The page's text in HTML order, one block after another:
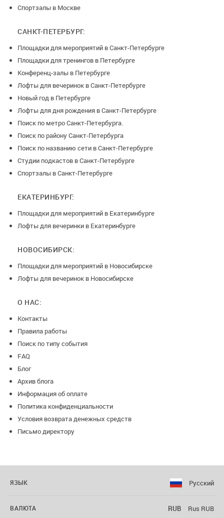
Спортзалы в Москве
САНКТ-ПЕТЕРБУРГ:
Площадки для мероприятий в Санкт-Петербурге
Площадки для тренингов в Петербурге
Конференц-залы в Петербурге
Лофты для вечеринок в Санкт-Петербурге
Новый год в Петербурге
Лофты для дня рождения в Санкт-Петербурге
Поиск по метро Санкт-Петербурга.
Поиск по району Санкт-Петербурга
Поиск по названию сети в Санкт-Петербурге
Студии подкастов в Санкт-Петербурге
Спортзалы в Санкт-Петербурге
ЕКАТЕРИНБУРГ:
Площадки для мероприятий в Екатеринбурге
Лофты для вечеринки в Екатеринбурге
НОВОСИБИРСК:
Площадки для мероприятий в Новосибирске
Лофты для вечеринок в Новосибирске
О НАС:
Контакты
Правила работы
Поиск по типу события
FAQ
Блог
Архив блога
Информация об оплате
Политика конфиденциальности
Условия возврата денежных средств
Письмо директору
ЯЗЫК Русский
ВАЛЮТА RUB Rus RUB